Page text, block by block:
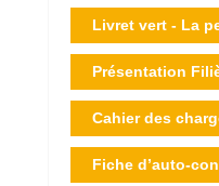
Livret vert - La
Présentation
Cahier des
Fiche d’auto-